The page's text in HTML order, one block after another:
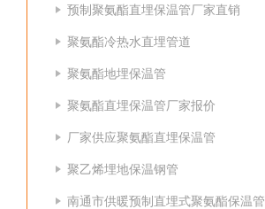
预制聚氨酯直埋保温管厂家直销
聚氨酯冷热水直埋管道
聚氨酯地埋保温管
聚氨酯直埋保温管厂家报价
厂家供应聚氨酯直埋保温管
聚乙烯埋地保温钢管
南通市供暖预制直埋式聚氨酯保温管